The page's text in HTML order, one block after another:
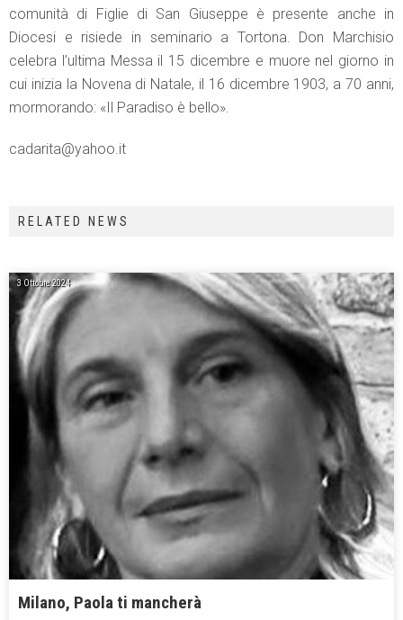
comunità di Figlie di San Giuseppe è presente anche in
Diocesi e risiede in seminario a Tortona. Don Marchisio
celebra l’ultima Messa il 15 dicembre e muore nel giorno in
cui inizia la Novena di Natale, il 16 dicembre 1903, a 70 anni,
mormorando: «Il Paradiso è bello».
cadarita@yahoo.it
RELATED NEWS
3 Ottobre 2024
Milano, Paola ti mancherà